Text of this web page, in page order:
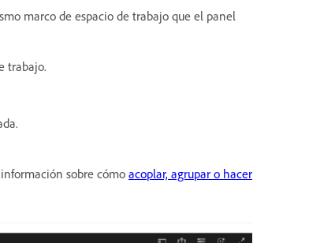
marco de espacio de trabajo que el panel
trabajo.
sobre cómo acoplar, agrupar o hacer